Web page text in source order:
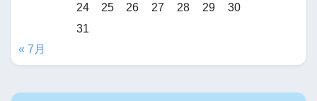
24
25 26 27 28 29
30
31
« 7月